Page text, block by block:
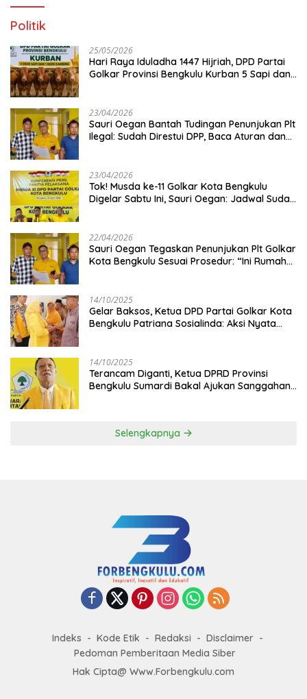
Politik
25/05/2026
Hari Raya Iduladha 1447 Hijriah, DPD Partai
Golkar Provinsi Bengkulu Kurban 5 Sapi dan 1
23/04/2026
Sauri Oegan Bantah Tudingan Penunjukan Plt
Ilegal: Sudah Direstui DPP, Baca Aturan dan
23/04/2026
‎Tok! Musda ke-11 Golkar Kota Bengkulu
Digelar Sabtu Ini, Sauri Oegan: Jadwal Sudah
22/04/2026
Sauri Oegan Tegaskan Penunjukan Plt Golkar
Kota Bengkulu Sesuai Prosedur: “Ini Rumah
14/10/2025
‎Gelar Baksos, Ketua DPD Partai Golkar Kota
Bengkulu Patriana Sosialinda: Aksi Nyata
14/10/2025
Terancam Diganti, Ketua DPRD Provinsi
Bengkulu Sumardi Bakal Ajukan Sanggahan
Selengkapnya
Indeks Kode Etik Redaksi
Disclaimer
Pedoman Pemberitaan Media Siber
Hak Cipta@ Www.Forbengkulu.com